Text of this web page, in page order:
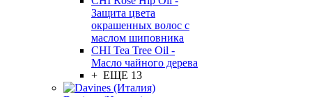
Защита цвета
окрашенных волос с
маслом шиповника
CHI Tea Tree Oil -
Масло чайного дерева
+ ЕЩЕ 13